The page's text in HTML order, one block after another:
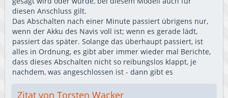
diesen Anschluss gilt.
Das Abschalten nach einer Minute passiert übrigens nur,
wenn der Akku des Navis voll ist; wenn es gerade lädt,
passiert das später. Solange das überhaupt passiert, ist
alles in Ordnung, es gibt aber immer wieder mal Berichte,
dass dieses Abschalten nicht so reibungslos klappt, je
nachdem, was angeschlossen ist - dann gibt es
Zitat von Torsten Wacker